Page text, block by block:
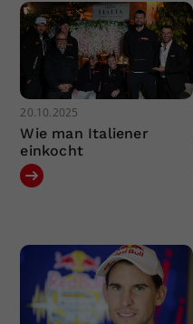
20.10.2025
Wie man Italiener
einkocht